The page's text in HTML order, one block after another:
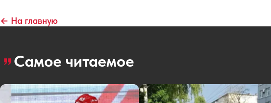
← На главную
Самое читаемое